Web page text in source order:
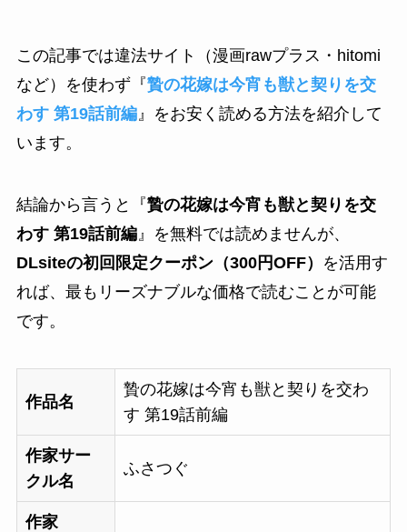
この記事では違法サイト（漫画rawプラス・hitomi
など）を使わず『贄の花嫁は今宵も獣と契りを交
わす 第19話前編』をお安く読める方法を紹介して
います。
結論から言うと『贄の花嫁は今宵も獣と契りを交
わす 第19話前編』を無料では読めませんが、
DLsiteの初回限定クーポン（300円OFF）
を活用す
れば、最もリーズナブルな価格で読むことが可能
です。
作品名
贄の花嫁は今宵も獣と契りを交わ
す 第19話前編
作家サー
クル名
ふさつぐ
作家